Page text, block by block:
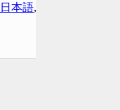
日本語,